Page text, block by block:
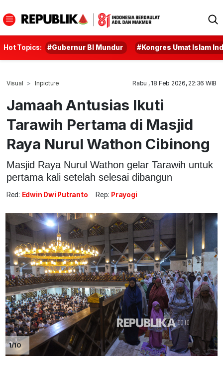
Hot Topics: #Gubernur BI Mundur #Kongres Umat Islam
Visual Inpicture Rabu , 18 Feb 2026, 22:36 WIB
Jamaah Antusias Ikuti
Tarawih Pertama di Masjid
Raya Nurul Wathon Cibinong
Masjid Raya Nurul Wathon gelar Tarawih untuk
pertama kali setelah selesai dibangun
Red: Edwin Dwi Putranto Rep: Prayogi
1/10